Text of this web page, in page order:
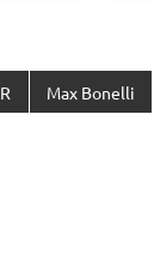
Max Bonelli